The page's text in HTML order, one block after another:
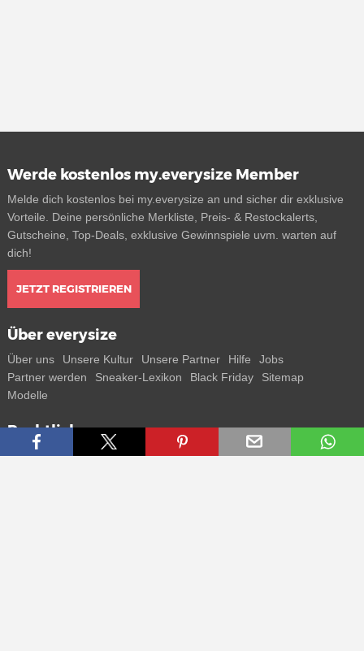
Werde kostenlos my.everysize Member
Melde dich kostenlos bei my.everysize an und sicher dir exklusive
Vorteile. Deine persönliche Merkliste, Preis- & Restockalerts,
Gutscheine, Top-Deals, exklusive Gewinnspiele uvm. warten auf
dich!
JETZT REGISTRIEREN
Über everysize
Über uns Unsere Kultur Unsere Partner Hilfe
Jobs
Partner werden
Sneaker-Lexikon Black Friday
Sitemap
Modelle
Rechtliches
AGB Datenschutz Impressum Kontakt